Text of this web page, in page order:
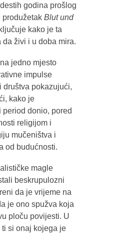
godina prošlog
Blut und
kako je ta
da živi i u doba mira.
na jedno mjesto
impulse
društva pokazujući,
kako je
donio, pored
religijom i
mučeništva i
od budućnosti.
magle
beskrupulozni
da je vrijeme na
je ono spužva koja
ploču povijesti. U
si onaj kojega je